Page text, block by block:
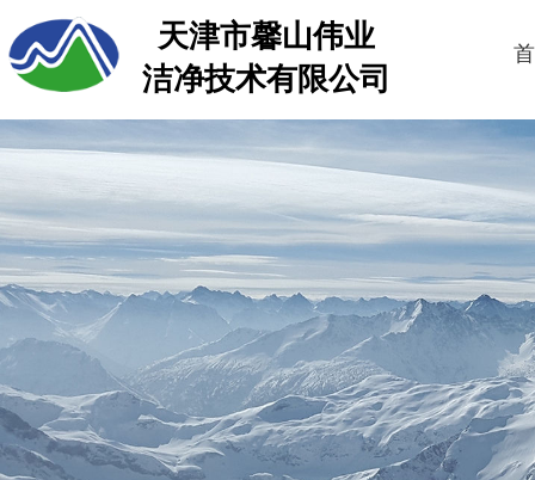
天津市馨山伟业
洁净技术有限公司